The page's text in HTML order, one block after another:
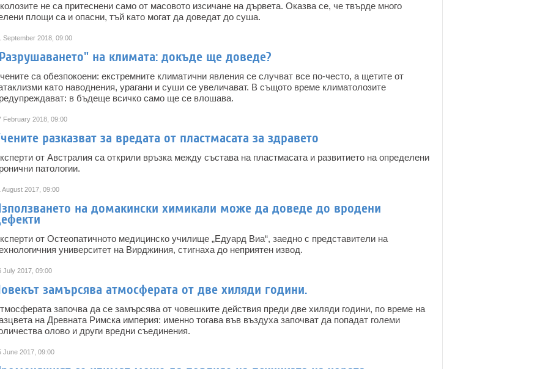
не са притеснени само от масовото изсичане на дървета. Оказва се, че твърде много
площи са и опасни, тъй като могат да доведат до суша.
September 2018, 09:00
на климата: докъде ще доведе?
са обезпокоени: екстремните климатични явления се случват все по-често, а щетите от
като наводнения, урагани и суши се увеличават. В същото време климатолозите
в бъдеще всичко само ще се влошава.
February 2018, 09:00
разказват за вредата от пластмасата за здравето
от Австралия са открили връзка между състава на пластмасата и развитието на определени
патологии.
August 2017, 09:00
на домакински химикали може да доведе до вродени
от Остеопатичното медицинско училище „Едуард Виа“, заедно с представители на
университет на Вирджиния, стигнаха до неприятен извод.
July 2017, 09:00
замърсява атмосферата от две хиляди години.
започва да се замърсява от човешките действия преди две хиляди години, по време на
на Древната Римска империя: именно тогава във въздуха започват да попадат големи
олово и други вредни съединения.
June 2017, 09:00